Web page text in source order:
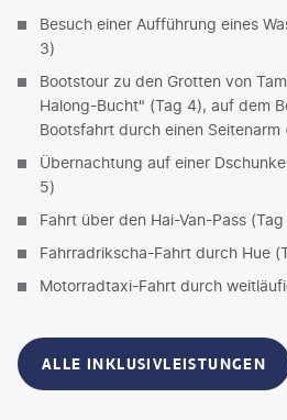
Besuch einer Aufführung eines
3)
Bootstour zu den Grotten von
Halong-Bucht" (Tag 4), auf dem
Bootsfahrt durch einen Seitenarm
Übernachtung auf einer
5)
Fahrt über den Hai-Van-Pass (Tag
Fahrradrikscha-Fahrt durch Hue
Motorradtaxi-Fahrt durch
ALLE INKLUSIVLEISTUNGEN